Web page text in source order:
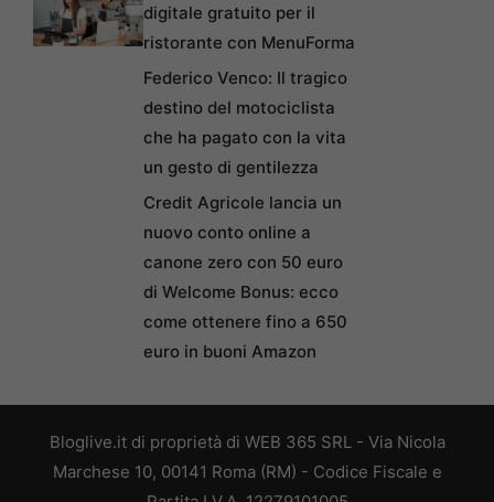
digitale gratuito per il
ristorante con MenuForma
Federico Venco: Il tragico
destino del motociclista
che ha pagato con la vita
un gesto di gentilezza
Credit Agricole lancia un
nuovo conto online a
canone zero con 50 euro
di Welcome Bonus: ecco
come ottenere fino a 650
euro in buoni Amazon
Bloglive.it di proprietà di WEB 365 SRL - Via Nicola
Marchese 10, 00141 Roma (RM) - Codice Fiscale e